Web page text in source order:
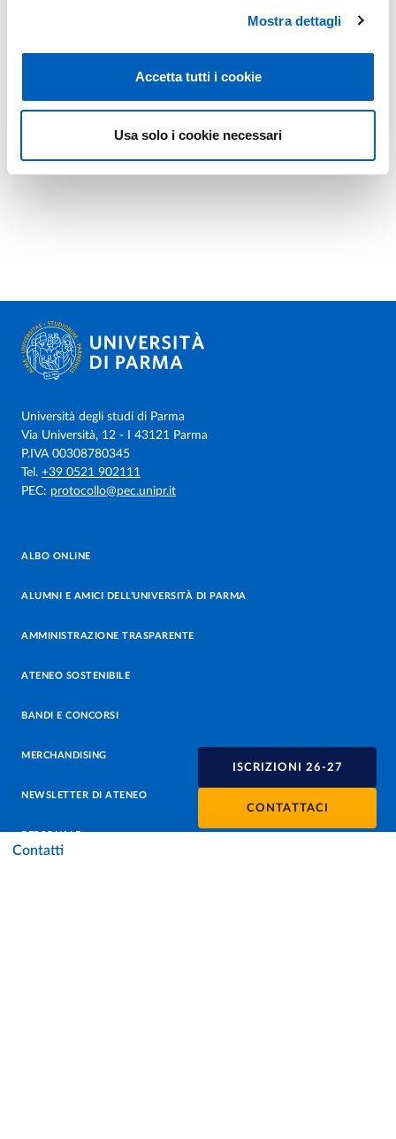
Mostra dettagli
Accetta tutti i cookie
Usa solo i cookie necessari
ISCRIZIONI 26-27
CONTATTACI
Contatti
Università degli studi di Parma
Via Università, 12 - I 43121 Parma
P.IVA 00308780345
Tel. +39 0521 902111
PEC: protocollo@pec.unipr.it
ALBO ONLINE
ALUMNI E AMICI DELL’UNIVERSITÀ DI PARMA
AMMINISTRAZIONE TRASPARENTE
ATENEO SOSTENIBILE
BANDI E CONCORSI
MERCHANDISING
NEWSLETTER DI ATENEO
PERSONALE